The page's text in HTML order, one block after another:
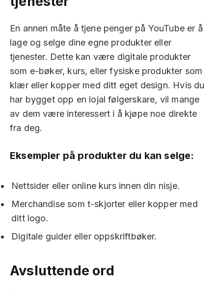
En annen måte å tjene penger på YouTube er å
lage og selge dine egne produkter eller
tjenester. Dette kan være digitale produkter
som e-bøker, kurs, eller fysiske produkter som
klær eller kopper med ditt eget design. Hvis du
har bygget opp en lojal følgerskare, vil mange
av dem være interessert i å kjøpe noe direkte
fra deg.
Eksempler på produkter du kan selge:
Nettsider eller online kurs innen din nisje.
Merchandise som t-skjorter eller kopper med
ditt logo.
Digitale guider eller oppskriftbøker.
Avsluttende ord